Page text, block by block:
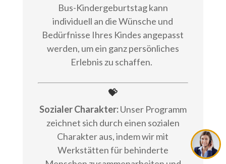
Bus-Kindergeburtstag kann
individuell an die Wünsche und
Bedürfnisse Ihres Kindes angepasst
werden, um ein ganz persönliches
Erlebnis zu schaffen.
💝
Sozialer Charakter:Unser Programm
zeichnet sich durch einen sozialen
Charakter aus, indem wir mit
Werkstätten für behinderte